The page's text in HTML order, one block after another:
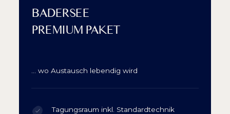
BADERSEE
PREMIUM PAKET
… wo Austausch lebendig wird
Tagungsraum inkl. Standardtechnik